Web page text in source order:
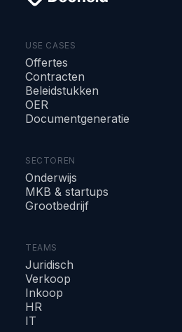
USE CASES
Offertes
Contracten
Beleidstukken
OER
Documentgeneratie
SECTOREN
Onderwijs
MKB & startups
Grootbedrijf
TEAMS
Juridisch
Verkoop
Inkoop
HR
IT